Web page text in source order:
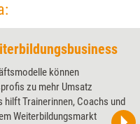
können
zu mehr Umsatz
hilft Trainerinnen, Coachs und
Weiterbildungsmarkt